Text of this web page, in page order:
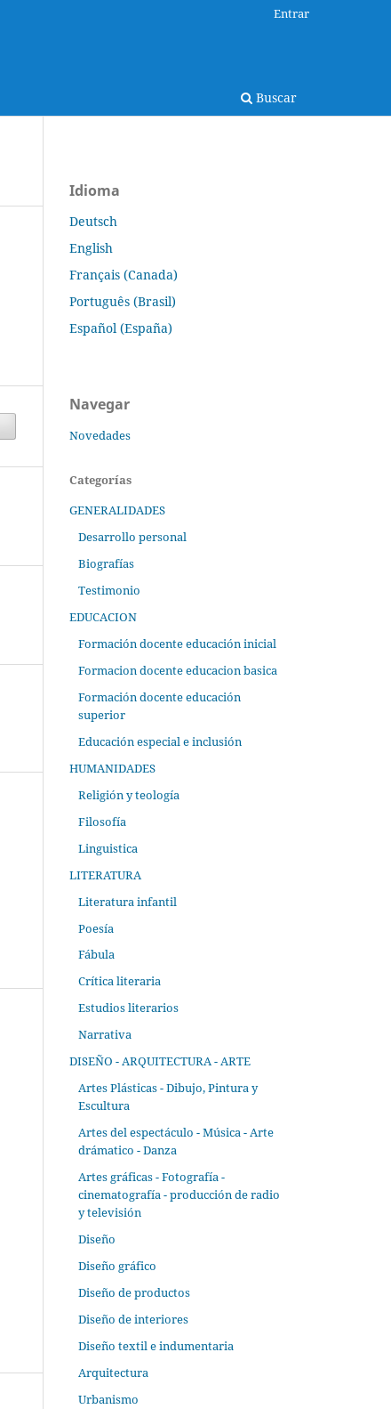
Buscar
Entrar
Idioma
Deutsch
English
Français (Canada)
Português (Brasil)
Español (España)
Navegar
Novedades
Categorías
GENERALIDADES
Desarrollo personal
Biografías
Testimonio
EDUCACION
Formación docente educación inicial
Formacion docente educacion basica
Formación docente educación
superior
Educación especial e inclusión
HUMANIDADES
Religión y teología
Filosofía
Linguistica
LITERATURA
Literatura infantil
Poesía
Fábula
Crítica literaria
Estudios literarios
Narrativa
DISEÑO - ARQUITECTURA - ARTE
Artes Plásticas - Dibujo, Pintura y
Escultura
Artes del espectáculo - Música - Arte
drámatico - Danza
Artes gráficas - Fotografía -
cinematografía - producción de radio
y televisión
Diseño
Diseño gráfico
Diseño de productos
Diseño de interiores
Diseño textil e indumentaria
Arquitectura
Urbanismo